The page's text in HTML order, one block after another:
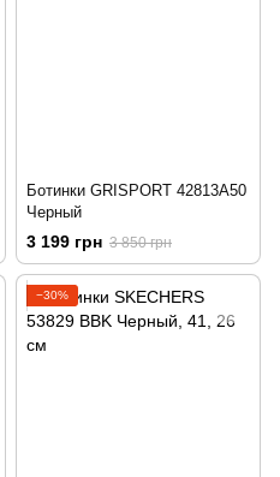
Ботинки GRISPORT 42813A50
Черный
3 199 грн 3 850 грн
−30%